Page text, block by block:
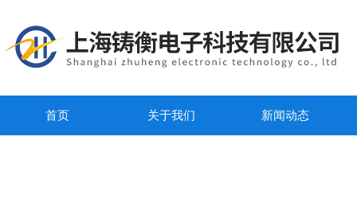
首页 关于我们 新闻动态